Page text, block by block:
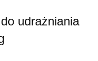
udrażniania